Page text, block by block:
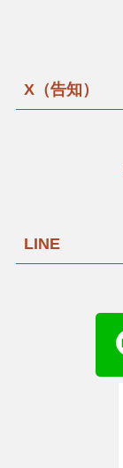
X（告知）
LINE